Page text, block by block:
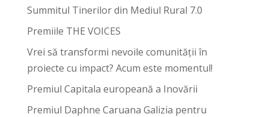
Summitul Tinerilor din Mediul Rural 7.0
Premiile THE VOICES
Vrei să transformi nevoile comunității în
proiecte cu impact? Acum este momentul!
Premiul Capitala europeană a Inovării
Premiul Daphne Caruana Galizia pentru